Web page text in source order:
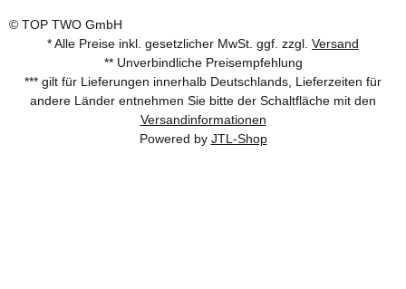
© TOP TWO GmbH
* Alle Preise inkl. gesetzlicher MwSt. ggf. zzgl. Versand
** Unverbindliche Preisempfehlung
*** gilt für Lieferungen innerhalb Deutschlands, Lieferzeiten für
andere Länder entnehmen Sie bitte der Schaltfläche mit den
Versandinformationen
Powered by JTL-Shop